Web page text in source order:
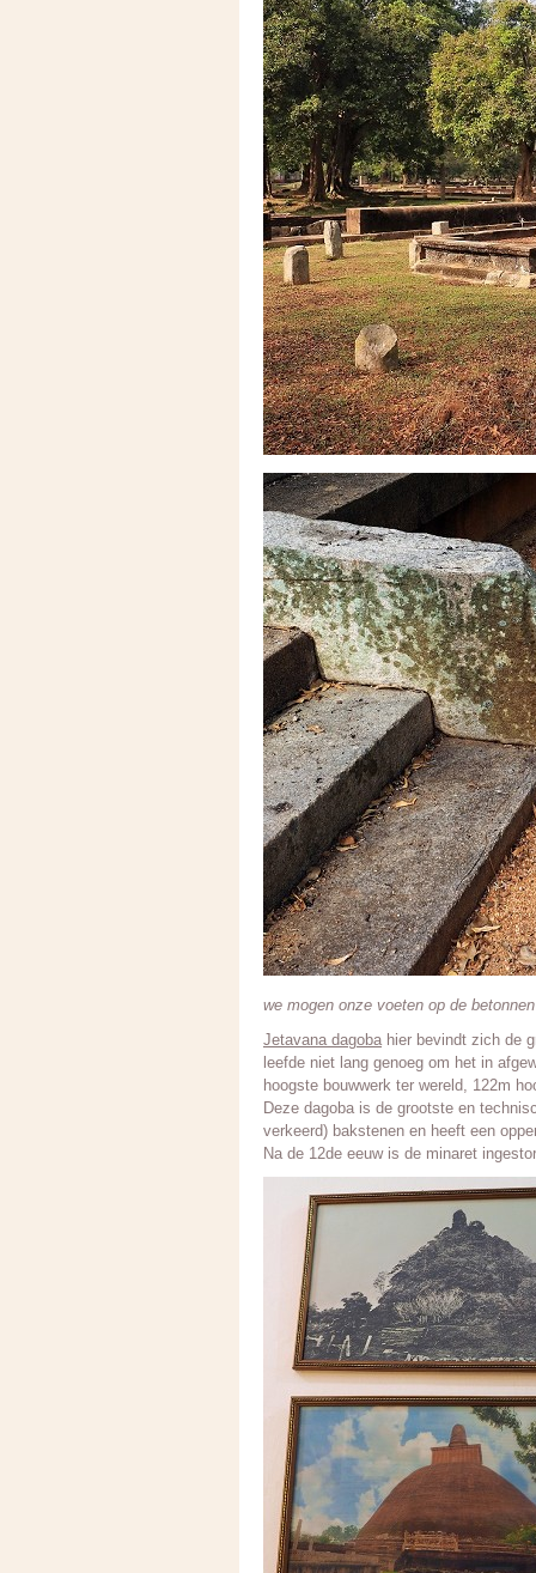
we mogen onze voeten op de
Jetavana dagoba hier bevindt zich de
leefde niet lang genoeg om het in
hoogste bouwwerk ter wereld, 122m
Deze dagoba is de grootste en
verkeerd) bakstenen en heeft een
Na de 12de eeuw is de minaret